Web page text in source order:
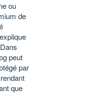
ou
de
peut
par
que